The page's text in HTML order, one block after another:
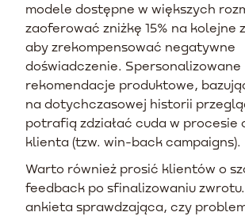
modele dostępne w większych
zaoferować zniżkę 15% na kolejne
aby zrekompensować negatywne
doświadczenie. Spersonalizowane
rekomendacje produktowe,
na dotychczasowej historii
potrafią zdziałać cuda w procesie
klienta (tzw. win-back campaigns).
Warto również prosić klientów o
feedback po sfinalizowaniu
ankieta sprawdzająca, czy